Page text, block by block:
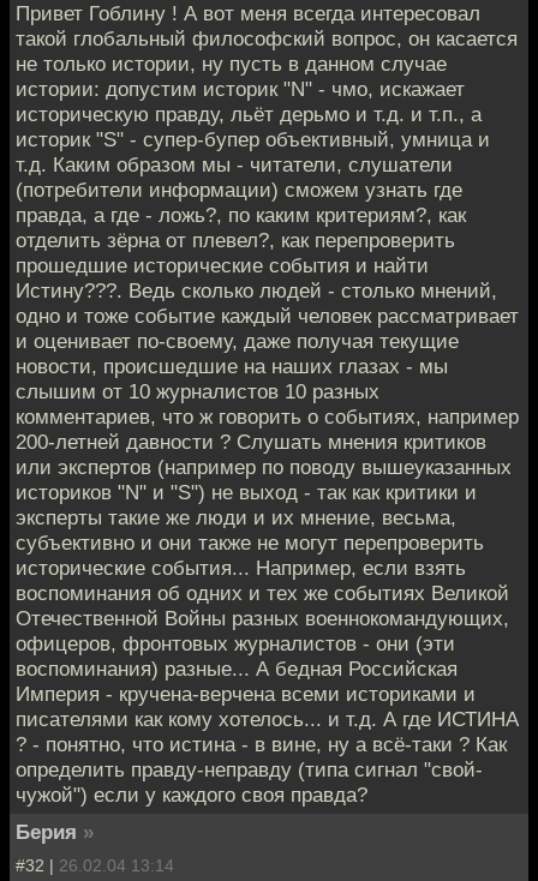
Привет Гоблину ! А вот меня всегда интересовал
такой глобальный философский вопрос, он касается
не только истории, ну пусть в данном случае
истории: допустим историк "N" - чмо, искажает
историческую правду, льёт дерьмо и т.д. и т.п., а
историк "S" - супер-бупер объективный, умница и
т.д. Каким образом мы - читатели, слушатели
(потребители информации) сможем узнать где
правда, а где - ложь?, по каким критериям?, как
отделить зёрна от плевел?, как перепроверить
прошедшие исторические события и найти
Истину???. Ведь сколько людей - столько мнений,
одно и тоже событие каждый человек рассматривает
и оценивает по-своему, даже получая текущие
новости, происшедшие на наших глазах - мы
слышим от 10 журналистов 10 разных
комментариев, что ж говорить о событиях, например
200-летней давности ? Слушать мнения критиков
или экспертов (например по поводу вышеуказанных
историков "N" и "S") не выход - так как критики и
эксперты такие же люди и их мнение, весьма,
субъективно и они также не могут перепроверить
исторические события... Например, если взять
воспоминания об одних и тех же событиях Великой
Отечественной Войны разных военнокомандующих,
офицеров, фронтовых журналистов - они (эти
воспоминания) разные... А бедная Российская
Империя - кручена-верчена всеми историками и
писателями как кому хотелось... и т.д. А где ИСТИНА
? - понятно, что истина - в вине, ну а всё-таки ? Как
определить правду-неправду (типа сигнал "свой-
чужой") если у каждого своя правда?
Берия »
#32 | 26.02.04 13:14